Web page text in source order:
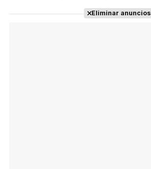
Eliminar anuncios